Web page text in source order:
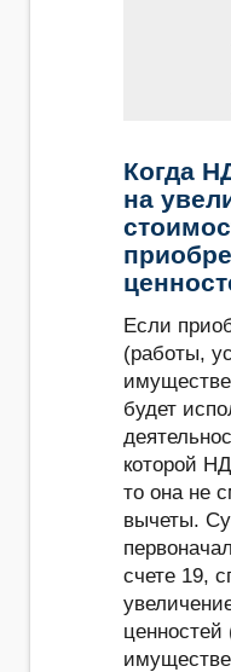
Когда
на
Если
(работы,
будет
которой
то она не
вычеты.
счете 19,
ценностей